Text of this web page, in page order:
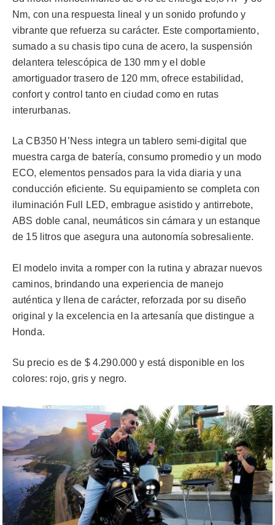
Nm, con una respuesta lineal y un sonido profundo y
vibrante que refuerza su carácter. Este comportamiento,
sumado a su chasis tipo cuna de acero, la suspensión
delantera telescópica de 130 mm y el doble
amortiguador trasero de 120 mm, ofrece estabilidad,
confort y control tanto en ciudad como en rutas
interurbanas.
La CB350 H’Ness integra un tablero semi-digital que
muestra carga de batería, consumo promedio y un modo
ECO, elementos pensados para la vida diaria y una
conducción eficiente. Su equipamiento se completa con
iluminación Full LED, embrague asistido y antirrebote,
ABS doble canal, neumáticos sin cámara y un estanque
de 15 litros que asegura una autonomía sobresaliente.
El modelo invita a romper con la rutina y abrazar nuevos
caminos, brindando una experiencia de manejo
auténtica y llena de carácter, reforzada por su diseño
original y la excelencia en la artesanía que distingue a
Honda.
Su precio es de $ 4.290.000 y está disponible en los
colores: rojo, gris y negro.